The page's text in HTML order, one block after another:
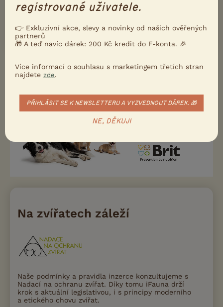
Napište mi
Na zvířatech záleží
Naše podmínky a pravidla inzerce konzultujeme s
Nadací na ochranu zvířat. Díky tomu iFauna drží
krok s aktuální legislativou, i s principy moderního
a etického chovu zvířat.
registrované uživatele.
👉 Exkluzivní akce, slevy a novinky od našich ověřených
partnerů
🎁 A teď navíc dárek: 200 Kč kredit do F-konta. 🎉
Více informací o souhlasu s marketingem třetích stran
najdete zde.
PŘIHLÁSIT SE K NEWSLETTERU A VYZVEDNOUT DÁREK. 🎁
NE, DĚKUJI